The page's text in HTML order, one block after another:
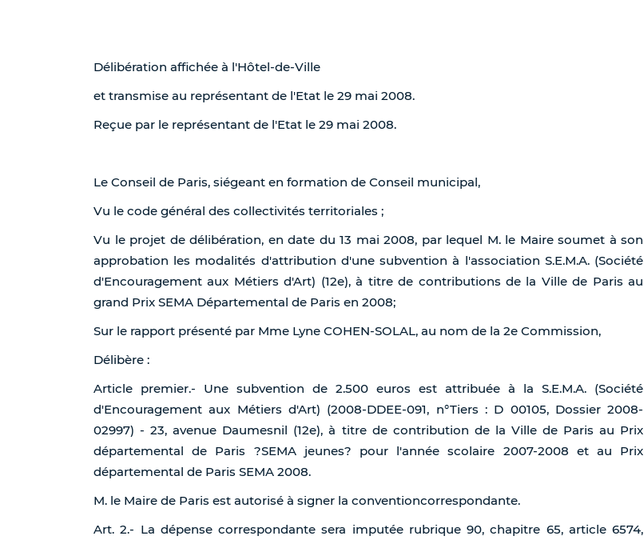
Délibération affichée à l'Hôtel-de-Ville
et transmise au représentant de l'Etat le 29 mai 2008.
Reçue par le représentant de l'Etat le 29 mai 2008.
Le Conseil de Paris, siégeant en formation de Conseil municipal,
Vu le code général des collectivités territoriales ;
Vu le projet de délibération, en date du 13 mai 2008, par lequel M. le Maire soumet à son
approbation les modalités d'attribution d'une subvention à l'association S.E.M.A. (Société
d'Encouragement aux Métiers d'Art) (12e), à titre de contributions de la Ville de Paris au
grand Prix SEMA Départemental de Paris en 2008;
Sur le rapport présenté par Mme Lyne COHEN-SOLAL, au nom de la 2e Commission,
Délibère :
Article premier.- Une subvention de 2.500 euros est attribuée à la S.E.M.A. (Société
d'Encouragement aux Métiers d'Art) (2008-DDEE-091, n°Tiers : D 00105, Dossier 2008-
02997) - 23, avenue Daumesnil (12e), à titre de contribution de la Ville de Paris au Prix
départemental de Paris ?SEMA jeunes? pour l'année scolaire 2007-2008 et au Prix
départemental de Paris SEMA 2008.
M. le Maire de Paris est autorisé à signer la conventioncorrespondante.
Art. 2.- La dépense correspondante sera imputée rubrique 90, chapitre 65, article 6574,